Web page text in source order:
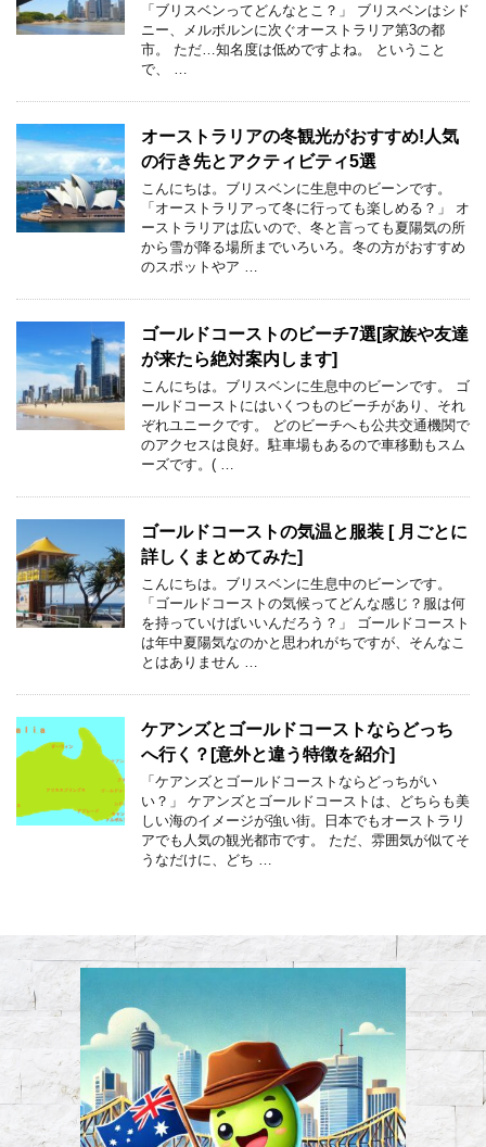
「ブリスベンってどんなとこ？」 ブリスベンはシド
ニー、メルボルンに次ぐオーストラリア第3の都
市。 ただ…知名度は低めですよね。 ということ
で、 …
オーストラリアの冬観光がおすすめ!人気
の行き先とアクティビティ5選
こんにちは。ブリスベンに生息中のビーンです。
「オーストラリアって冬に行っても楽しめる？」 オ
ーストラリアは広いので、冬と言っても夏陽気の所
から雪が降る場所までいろいろ。冬の方がおすすめ
のスポットやア …
ゴールドコーストのビーチ7選[家族や友達
が来たら絶対案内します]
こんにちは。ブリスベンに生息中のビーンです。 ゴ
ールドコーストにはいくつものビーチがあり、それ
ぞれユニークです。 どのビーチへも公共交通機関で
のアクセスは良好。駐車場もあるので車移動もスム
ーズです。( …
ゴールドコーストの気温と服装 [ 月ごとに
詳しくまとめてみた]
こんにちは。ブリスベンに生息中のビーンです。
「ゴールドコーストの気候ってどんな感じ？服は何
を持っていけばいいんだろう？」 ゴールドコースト
は年中夏陽気なのかと思われがちですが、そんなこ
とはありません …
ケアンズとゴールドコーストならどっち
へ行く？[意外と違う特徴を紹介]
「ケアンズとゴールドコーストならどっちがい
い？」 ケアンズとゴールドコーストは、どちらも美
しい海のイメージが強い街。日本でもオーストラリ
アでも人気の観光都市です。 ただ、雰囲気が似てそ
うなだけに、どち …